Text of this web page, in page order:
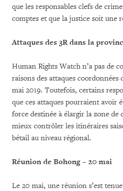
que les responsables clefs de
comptes et que la justice soit une
Attaques des 3R dans la
Human Rights Watch n’a pas de
raisons des attaques coordonnées
mai 2019. Toutefois, certains
que ces attaques pourraient avoir
force destinée à élargir la zone de
mieux contrôler les itinéraires
bétail au niveau régional.
Réunion de Bohong – 20 mai
Le 20 mai, une réunion s’est